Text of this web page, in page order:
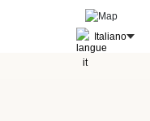
Italiano